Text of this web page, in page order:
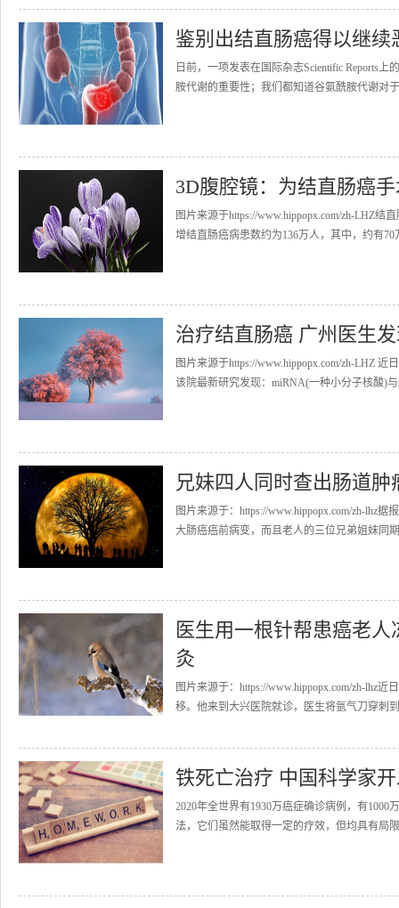
鉴别出结直肠癌得以继
日前，一项发表在国际杂志Scientific Reports
胺代谢的重要性；我们都知道谷氨酰胺代谢对
3D腹腔镜：为结直肠癌
图片来源于https://www.hippopx.com/zh-LHZ
增结直肠癌病患数约为136万人，其中，约有
治疗结直肠癌 广州医生
图片来源于https://www.hippopx.com/zh-LHZ
该院最新研究发现：miRNA(一种小分子核酸)
兄妹四人同时查出肠道
图片来源于：https://www.hippopx.com/zh-lhz
大肠癌癌前病变，而且老人的三位兄弟姐妹同
医生用一根针帮患癌老
灸
图片来源于：https://www.hippopx.com/zh-lhz
移。他来到大兴医院就诊，医生将氩气刀穿刺
铁死亡治疗 中国科学家
2020年全世界有1930万癌症确诊病例，有
法，它们虽然能取得一定的疗效，但均具有局